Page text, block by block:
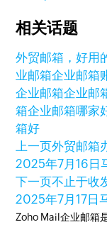
相关话题
外贸邮箱，好用
业邮箱企业邮箱
企业邮箱企业邮
箱企业邮箱哪家
箱好
上一页外贸邮箱
2025年7月16日
下一页不止于收
2025年7月17日
Zoho Mail企业邮箱